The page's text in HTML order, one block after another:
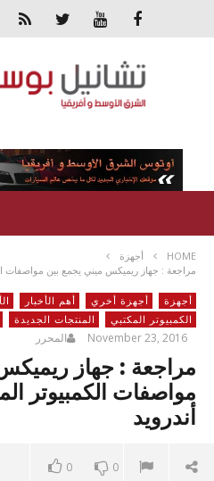
HOME
أجهزة
مراجعة : جهاز ريميكس ميني يجمع بين مواصفات
أجهزة أجهزة أخري أهم الأخبار
الكمبيوتر المكتبي
المنتجات الجديدة
November 23, 2016 المحرر
مراجعة : جهاز
مواصفات الكمبيوتر
أندرويد
0 0